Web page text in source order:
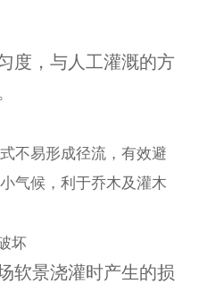
度，与人工灌溉的方
不易形成径流，有效避
气候，利于乔木及灌木
坏
软景浇灌时产生的损